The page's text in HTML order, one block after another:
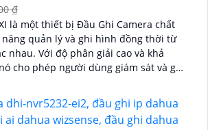
₫
là một thiết bị Đầu Ghi Camera chất
quản lý và ghi hình đồng thời từ
cao và khả
cho phép người dùng giám sát và ghi